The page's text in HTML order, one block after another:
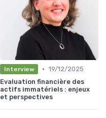
Interview • 19/12/2025
Evaluation financière des
actifs immatériels : enjeux
et perspectives